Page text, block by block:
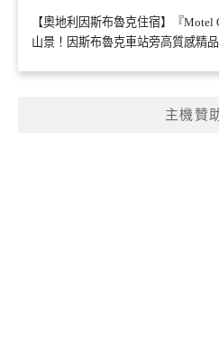
【奧地利因斯布魯克住宿】『
山景！因斯布魯克車站旁高質感精
主機贊